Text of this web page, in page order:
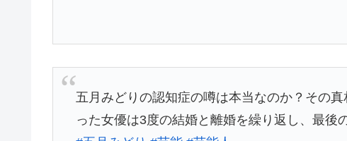
五月みどりの認知症の噂は本当なのか？その
った女優は3度の結婚と離婚を繰り返し、最後